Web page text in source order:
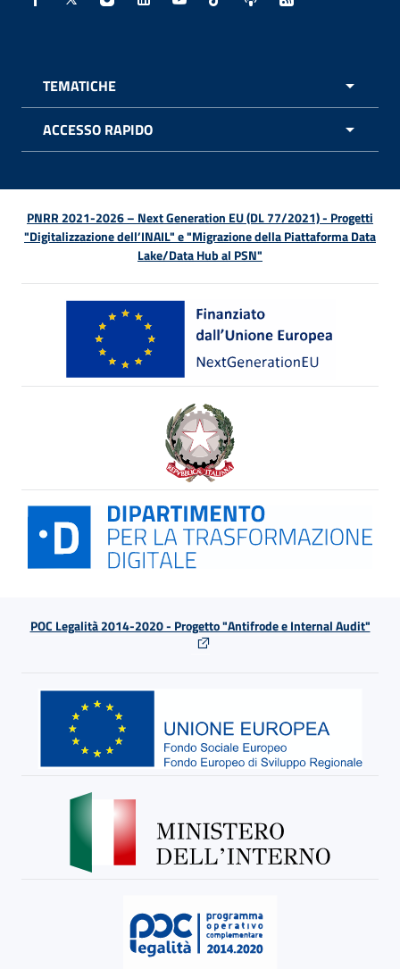
Facebook - Sito esterno - Apertura in nuova finestra
X - Sito esterno - Apertura in nuova finestra
Instagram - Sito esterno - Apertura in
Linkedin - Sito esterno - Apertura in
Youtube - Sito esterno -
TikTok - Sito esterno -
Spreaker - Sito
Feed RSS -
TEMATICHE
ACCESSO RAPIDO
PNRR 2021-2026 – Next Generation EU (DL 77/2021) - Progetti
"Digitalizzazione dell’INAIL" e "Migrazione della Piattaforma Data
Lake/Data Hub al PSN"
POC Legalità 2014-2020 - Progetto "Antifrode e Internal Audit"